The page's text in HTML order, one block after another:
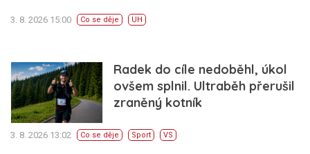
3. 8. 2026 15:00 Co se děje UH
Radek do cíle nedoběhl, úkol
ovšem splnil. Ultraběh přerušil
zraněný kotník
3. 8. 2026 13:02 Co se děje Sport VS